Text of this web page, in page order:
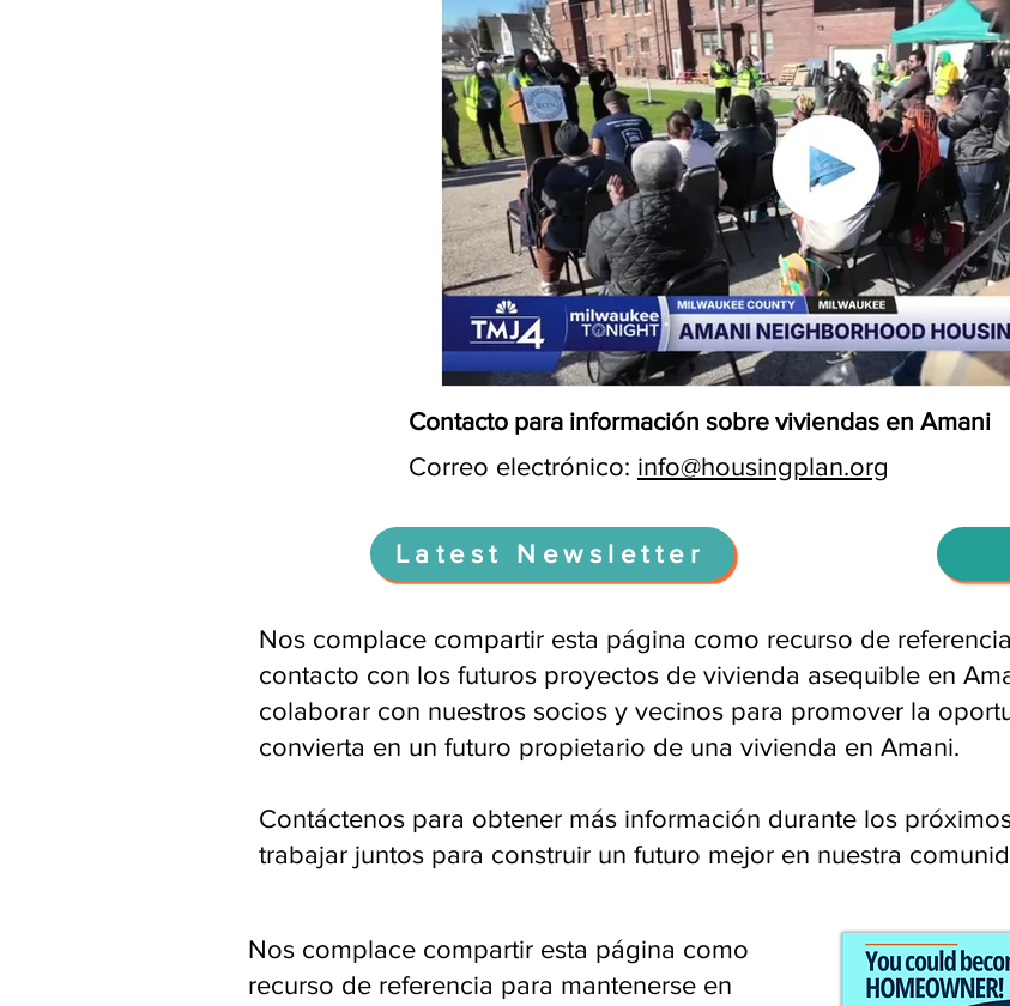
Contacto para información sobre viviendas en Amani
Correo electrónico: info@housingplan.org
Latest Newsletter
Nos complace compartir esta página como recurso de
contacto con los futuros proyectos de vivienda asequible en
colaborar con nuestros socios y vecinos para promover la
convierta en un futuro propietario de una vivienda en Amani.
Contáctenos para obtener más información durante los
trabajar juntos para construir un futuro mejor en nuestra
Nos complace compartir esta página como
recurso de referencia para mantenerse en